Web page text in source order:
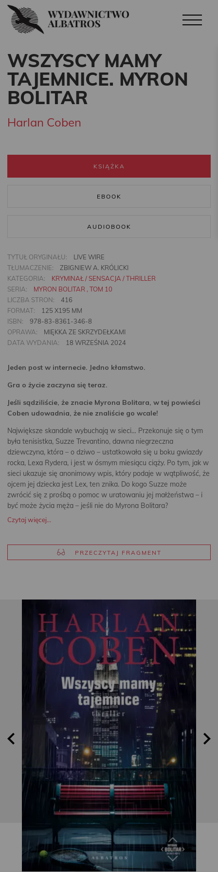
WSZYSCY MAMY
TAJEMNICE. MYRON
BOLITAR
Harlan Coben
KSIĄŻKA
EBOOK
AUDIOBOOK
TYTUŁ ORYGINAŁU:
LIVE WIRE
TŁUMACZENIE:
ZBIGNIEW A. KRÓLICKI
KATEGORIA:
KRYMINAŁ / SENSACJA / THRILLER
SERIA:
MYRON BOLITAR , TOM 10
LICZBA STRON:
416
FORMAT:
125 X195 MM
ISBN:
978-83-8361-346-8
OPRAWA:
MIĘKKA ZE SKRZYDEŁKAMI
DATA WYDANIA:
18 WRZEŚNIA 2024
Jeden post w internecie. Jedno kłamstwo.
Gra o życie zaczyna się teraz.
Jeśli sądziliście, że znacie Myrona Bolitara, w tej powieści
Coben udowadnia, że nie znaliście go wcale!
Największe skandale wybuchają w sieci… Przekonuje się o tym
była tenisistka, Suzze Trevantino, dawna niegrzeczna
dziewczyna, która – o dziwo – ustatkowała się u boku gwiazdy
rocka, Lexa Rydera, i jest w ósmym miesiącu ciąży. Po tym, jak w
sieci ukazuje się anonimowy wpis, który podaje w wątpliwość, że
ojcem jej dziecka jest Lex, ten znika. Do kogo Suzze może
zwrócić się z prośbą o pomoc w uratowaniu jej małżeństwa – i
być może życia męża – jeśli nie do Myrona Bolitara?
Czytaj więcej...
PRZECZYTAJ FRAGMENT